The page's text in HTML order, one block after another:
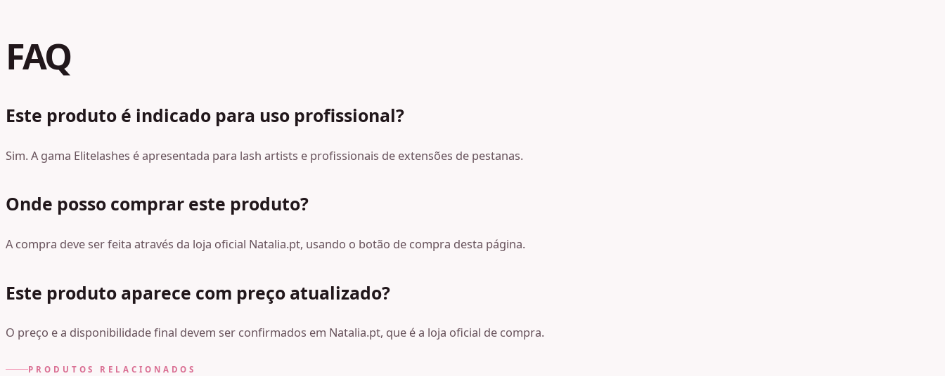
FAQ
Este produto é indicado para uso profissional?
Sim. A gama Elitelashes é apresentada para lash artists e profissionais de extensões de pestanas.
Onde posso comprar este produto?
A compra deve ser feita através da loja oficial Natalia.pt, usando o botão de compra desta página.
Este produto aparece com preço atualizado?
O preço e a disponibilidade final devem ser confirmados em Natalia.pt, que é a loja oficial de compra.
PRODUTOS RELACIONADOS